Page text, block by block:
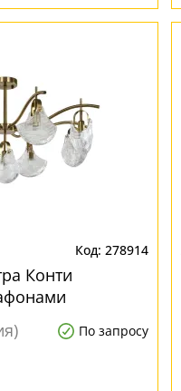
278914
Конти
По запросу